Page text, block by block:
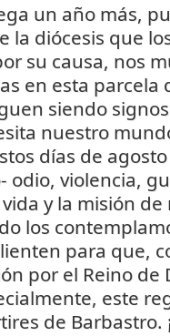
un año más,
la diócesis que
su causa, nos
en esta parcela
siendo
nuestro
días de
odio, violencia,
y la misión
los
para que,
por el Reino de
este
de Barbastro.